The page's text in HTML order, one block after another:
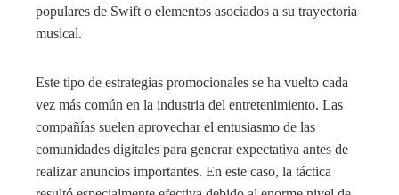
populares de Swift o elementos asociados a su trayectoria
musical.
Este tipo de estrategias promocionales se ha vuelto cada
vez más común en la industria del entretenimiento. Las
compañías suelen aprovechar el entusiasmo de las
comunidades digitales para generar expectativa antes de
realizar anuncios importantes. En este caso, la táctica